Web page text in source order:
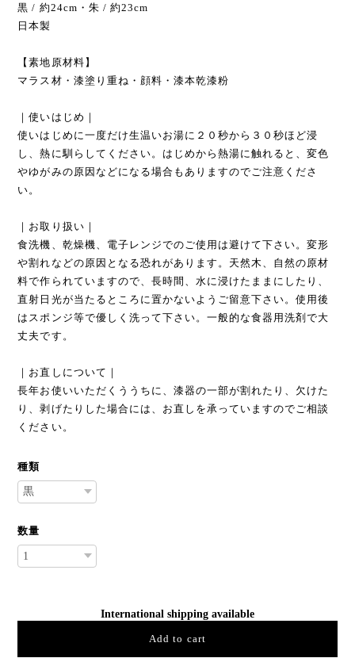
黒 / 約24cm・朱 / 約23cm
日本製
【素地原材料】
マラス材・漆塗り重ね・顔料・漆本乾漆粉
｜使いはじめ｜
使いはじめに一度だけ生温いお湯に２０秒から３０秒ほど浸
し、熱に馴らしてください。はじめから熱湯に触れると、変色
やゆがみの原因などになる場合もありますのでご注意くださ
い。
｜お取り扱い｜
食洗機、乾燥機、電子レンジでのご使用は避けて下さい。変形
や割れなどの原因となる恐れがあります。天然木、自然の原材
料で作られていますので、長時間、水に浸けたままにしたり、
直射日光が当たるところに置かないようご留意下さい。使用後
はスポンジ等で優しく洗って下さい。一般的な食器用洗剤で大
丈夫です。
｜お直しについて｜
長年お使いいただくううちに、漆器の一部が割れたり、欠けた
り、剥げたりした場合には、お直しを承っていますのでご相談
ください。
種類
数量
International shipping available
Add to cart